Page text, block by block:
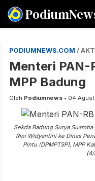
PODIUMNEWS.COM /
Menteri PAN-
MPP Badung
Oleh Podiumnews • 04
Sekda Badung Surya
Rini Widyantini ke Dinas
Pintu (DPMPTSP), MPP